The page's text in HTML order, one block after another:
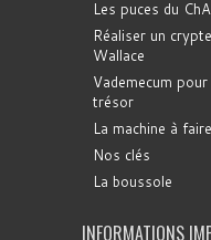
Les puces du
Réaliser un
Wallace
Vademecum
trésor
La machine à
Nos clés
La boussole
INFORMATIONS